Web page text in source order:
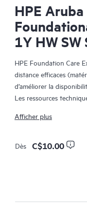
HPE
1Y HW SW
HPE Foundation Care
distance efficaces
d’améliorer la
Les ressources
problèmes matériels et
Le service d’échange
fiable et rapide pour
éligibles. Alternative
technique sur site,
pouvez facilement
Afficher plus
Dès C$10.00